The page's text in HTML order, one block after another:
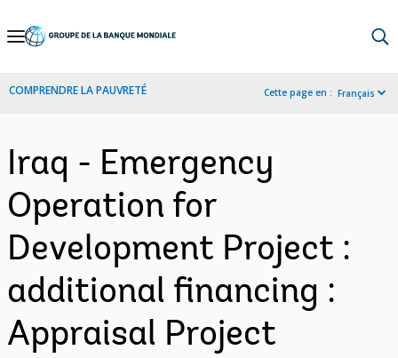
Skip
Navigation
COMPRENDRE LA PAUVRETÉ Cette page en : Français
Iraq - Emergency
Operation for
Development Project :
additional financing :
Appraisal Project